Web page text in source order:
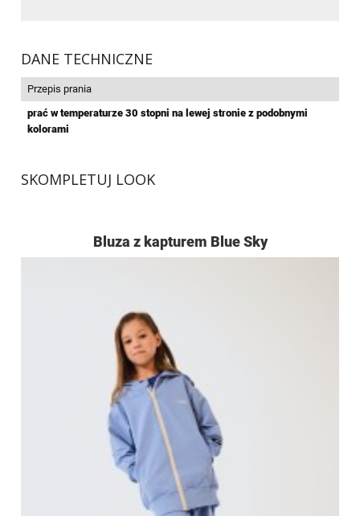
DANE TECHNICZNE
Przepis prania
prać w temperaturze 30 stopni na lewej stronie z podobnymi
kolorami
SKOMPLETUJ LOOK
Bluza z kapturem Blue Sky